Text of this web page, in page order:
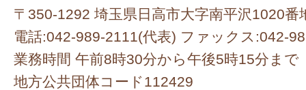
〒350-1292 埼玉県日高市大字南平沢1020番
電話:042-989-2111(代表) ファックス:042-
業務時間 午前8時30分から午後5時15分まで
地方公共団体コード112429